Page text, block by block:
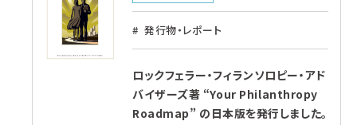
発行物・レポート
ロックフェラー・フィランソロピー・アド
バイザーズ著 “Your Philanthropy
Roadmap” の日本版を発行しました。